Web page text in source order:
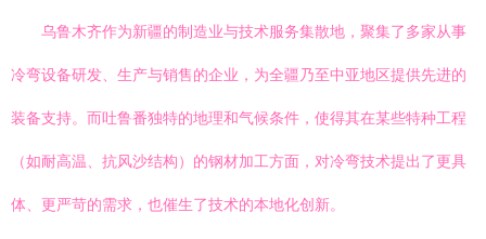
乌鲁木齐作为新疆的制造业与技术服务集散地，聚集了多家从事
冷弯设备研发、生产与销售的企业，为全疆乃至中亚地区提供先进的
装备支持。而吐鲁番独特的地理和气候条件，使得其在某些特种工程
（如耐高温、抗风沙结构）的钢材加工方面，对冷弯技术提出了更具
体、更严苛的需求，也催生了技术的本地化创新。